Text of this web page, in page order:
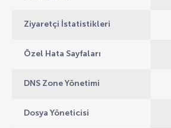
Ziyaretçi İstatistikleri
Özel Hata Sayfaları
DNS Zone Yönetimi
Dosya Yöneticisi